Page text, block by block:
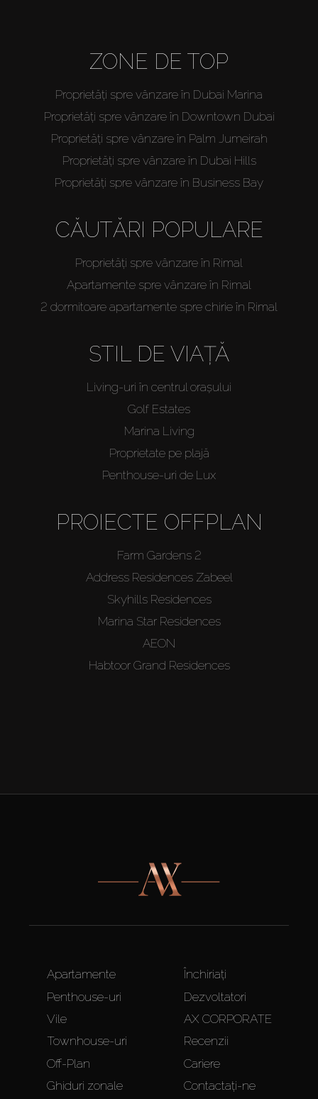
ZONE DE TOP
Proprietăți spre vânzare în Dubai Marina
Proprietăți spre vânzare în Downtown Dubai
Proprietăți spre vânzare în Palm Jumeirah
Proprietăți spre vânzare în Dubai Hills
Proprietăți spre vânzare în Business Bay
CĂUTĂRI POPULARE
Proprietăți spre vânzare în Rimal
Apartamente spre vânzare în Rimal
2 dormitoare apartamente spre chirie în Rimal
STIL DE VIAȚĂ
Living-uri în centrul orașului
Golf Estates
Marina Living
Proprietate pe plajă
Penthouse-uri de Lux
PROIECTE OFFPLAN
Farm Gardens 2
Address Residences Zabeel
Skyhills Residences
Marina Star Residences
AEON
Habtoor Grand Residences
Apartamente
Penthouse-uri
Vile
Townhouse-uri
Off-Plan
Ghiduri zonale
Închiriați
Dezvoltatori
AX CORPORATE
Recenzii
Cariere
Contactați-ne